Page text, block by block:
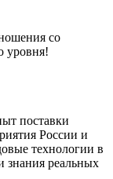
со
уровня!
поставки
России и
технологии в
знания реальных